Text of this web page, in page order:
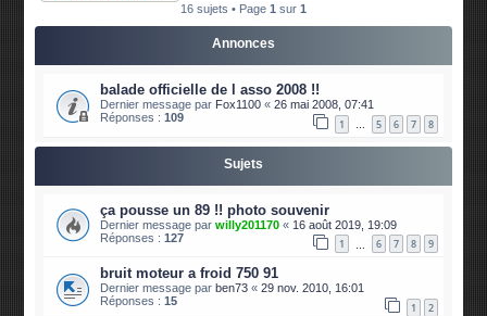
16 sujets • Page 1 sur 1
Annonces
balade officielle de l asso 2008 !!
Dernier message par Fox1100 «26 mai 2008, 07:41
Réponses :109 1 … 5 6 7 8
Sujets
ça pousse un 89 !! photo souvenir
Dernier message parwilly201170 « 16 août 2019, 19:09
Réponses :127 1 6 7 8 9
bruit moteur a froid 750 91
Dernier message par ben73 «29 nov. 2010, 16:01
Réponses :15 1 2